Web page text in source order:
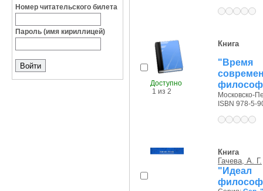
Номер читательского билета
Пароль (имя кириллицей)
Доступно
1 из 2
Книга
"Время
философ.
Московско-
ISBN 978-5-
Книга
Гачева, А. Г.
"Идеал